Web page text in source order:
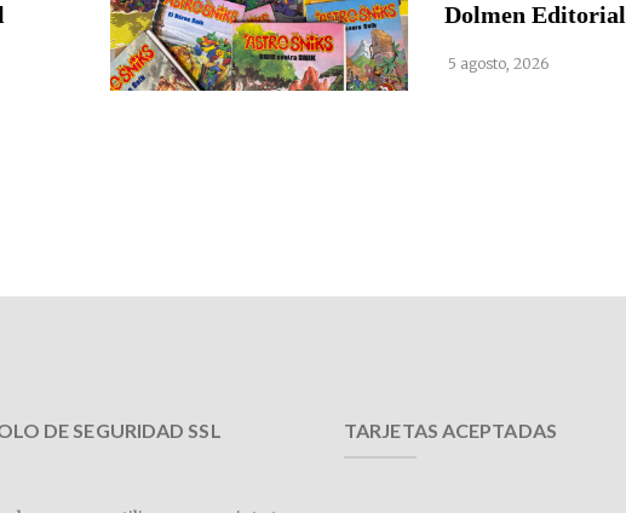
Dolmen Editorial
5 agosto, 2026
DE SEGURIDAD SSL TARJETAS ACEPTADAS